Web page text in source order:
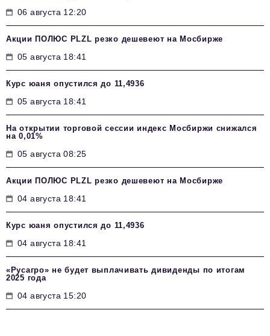
06 августа 12:20
Акции ПОЛЮС PLZL резко дешевеют на Мосбирже
05 августа 18:41
Курс юаня опустился до 11,4936
05 августа 18:41
На открытии торговой сессии индекс Мосбиржи снижался
на 0,01%
05 августа 08:25
Акции ПОЛЮС PLZL резко дешевеют на Мосбирже
04 августа 18:41
Курс юаня опустился до 11,4936
04 августа 18:41
«Русагро» не будет выплачивать дивиденды по итогам
2025 года
04 августа 15:20